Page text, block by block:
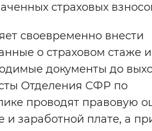
ассистент
Остановить
стандартные настройки
страховых
своевременно внести
о страховом стаже и
документы до
Отделения СФР по
проводят правовую
и заработной плате, а